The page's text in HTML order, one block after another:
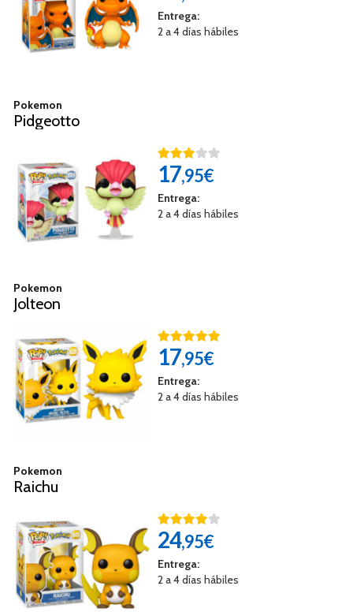
Entrega:
2 a 4 días hábiles
Pokemon
Pidgeotto
17,95€
Entrega:
2 a 4 días hábiles
Pokemon
Jolteon
17,95€
Entrega:
2 a 4 días hábiles
Pokemon
Raichu
24,95€
Entrega:
2 a 4 días hábiles